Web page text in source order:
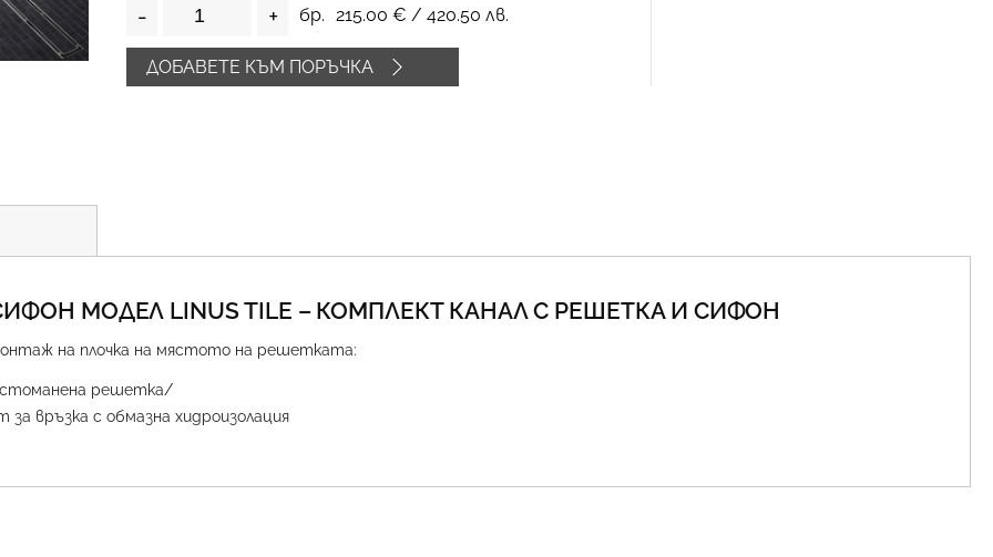
- + бр. 215.00 € / 420.50 лв.
ДОБАВЕТЕ КЪМ ПОРЪЧКА
МОДЕЛ LINUS TILE – КОМПЛЕКТ КАНАЛ С РЕШЕТКА И СИФОН
на плочка на мястото на решетката:
стоманена решетка/
връзка с обмазна хидроизолация